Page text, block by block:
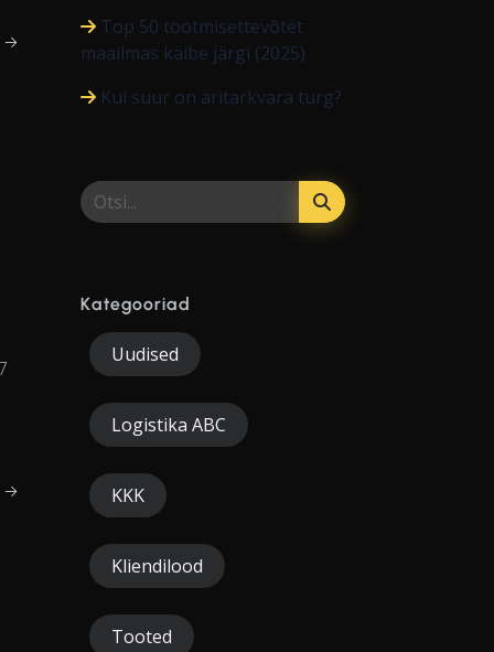
→
→
Top 50 tootmisettevõtet
maailmas käibe järgi (2025)
Kui suur on äritarkvara turg?
Kategooriad
Uudised
Logistika ABC
KKK
Kliendilood
Tooted